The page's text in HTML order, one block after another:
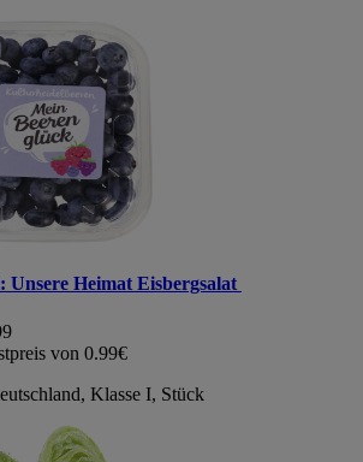
Unsere Heimat Eisbergsalat
von 0.99€
Klasse I, Stück